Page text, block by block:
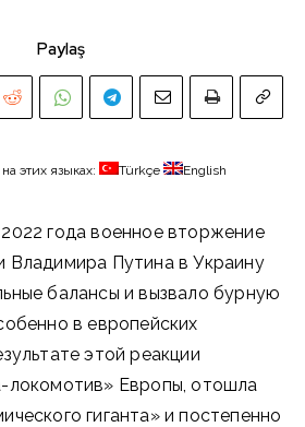
Paylaş
этих языках: Türkçe English
года военное вторжение
Владимира Путина в Украину
балансы и вызвало бурную
в европейских
этой реакции
локомотив» Европы, отошла
гиганта» и постепенно